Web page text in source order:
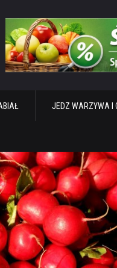
JEDZ WARZYWA I